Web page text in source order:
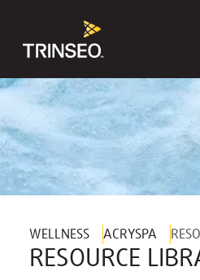
WELLNESS ACRYSPA
RESOURCE